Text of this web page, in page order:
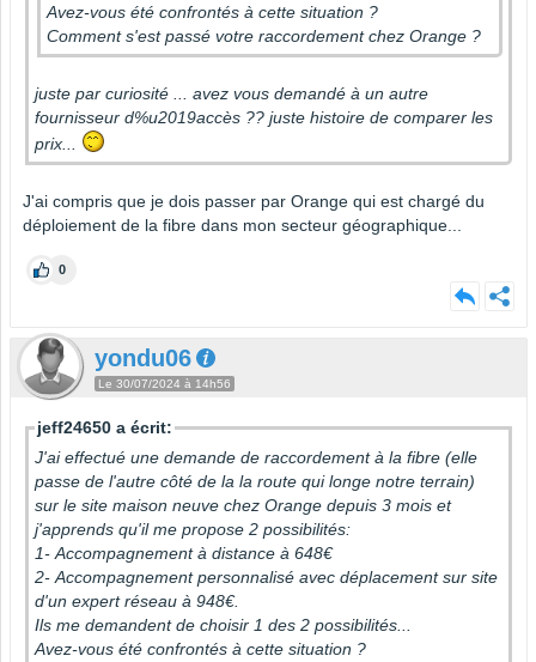
Avez-vous été confrontés à cette situation ?
Comment s'est passé votre raccordement chez Orange ?
juste par curiosité ... avez vous demandé à un autre
fournisseur d%u2019accès ?? juste histoire de comparer les
prix...
J'ai compris que je dois passer par Orange qui est chargé du
déploiement de la fibre dans mon secteur géographique...
0
yondu06
Le 30/07/2024 à 14h56
jeff24650 a écrit:
J'ai effectué une demande de raccordement à la fibre (elle
passe de l'autre côté de la la route qui longe notre terrain)
sur le site maison neuve chez Orange depuis 3 mois et
j'apprends qu'il me propose 2 possibilités:
1- Accompagnement à distance à 648€
2- Accompagnement personnalisé avec déplacement sur site
d'un expert réseau à 948€.
Ils me demandent de choisir 1 des 2 possibilités...
Avez-vous été confrontés à cette situation ?